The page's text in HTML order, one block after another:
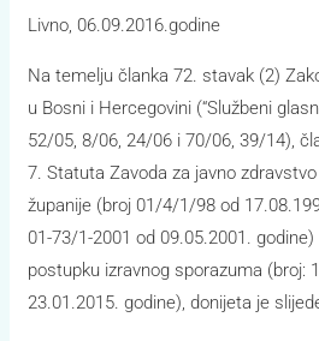
Livno, 06.09.2016.godine
Na temelju članka 72. stavak (2)
u Bosni i Hercegovini (“Službeni
52/05, 8/06, 24/06 i 70/06, 39/14),
7. Statuta Zavoda za javno
županije (broj 01/4/1/98 od
01-73/1-2001 od 09.05.2001.
postupku izravnog sporazuma (broj:
23.01.2015. godine), donijeta je